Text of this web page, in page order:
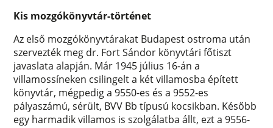
Kis mozgókönyvtár-történet
Az első mozgókönyvtárakat Budapest ostroma után
szervezték meg dr. Fort Sándor könyvtári főtiszt
javaslata alapján. Már 1945 július 16-án a
villamossíneken csilingelt a két villamosba épített
könyvtár, mégpedig a 9550-es és a 9552-es
pályaszámú, sérült, BVV Bb típusú kocsikban. Később
egy harmadik villamos is szolgálatba állt, ezt a 9556-